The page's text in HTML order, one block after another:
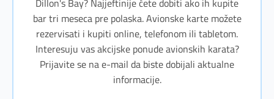
bar tri meseca pre polaska. Avionske karte možete
rezervisati i kupiti online, telefonom ili tabletom.
Interesuju vas akcijske ponude avionskih karata?
Prijavite se na e-mail da biste dobijali aktualne
informacije.